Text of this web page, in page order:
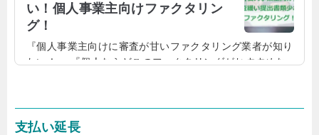
い！個人事業主向けファクタリン
グ！
『個人事業主向けに審査が甘いファクタリング業者が知り
たい！』 『個人ならどこのファクタリングがおすすめな
い！』個人事業主の方も、安心して資金調達できるために
も、ファクタリングについて、色々と気になることもある
支払い延長